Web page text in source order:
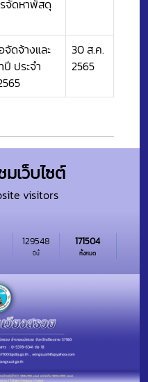
จัดหาพัสดุ
ดจ้างและ
ประจำ
30 ส.ค.
2565
เว็บไซต์
visitors
ปีนี้
129548
ทั้งหมด
171504